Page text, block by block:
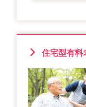
住宅型有料